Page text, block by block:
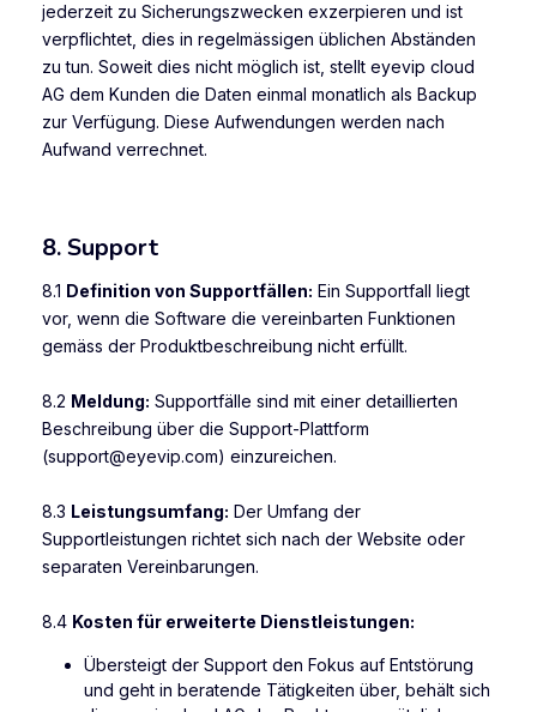
jederzeit zu Sicherungszwecken exzerpieren und ist
verpflichtet, dies in regelmässigen üblichen Abständen
zu tun. Soweit dies nicht möglich ist, stellt eyevip cloud
AG dem Kunden die Daten einmal monatlich als Backup
zur Verfügung. Diese Aufwendungen werden nach
Aufwand verrechnet.
8. Support
8.1 Definition von Supportfällen: Ein Supportfall liegt
vor, wenn die Software die vereinbarten Funktionen
gemäss der Produktbeschreibung nicht erfüllt.
8.2 Meldung: Supportfälle sind mit einer detaillierten
Beschreibung über die Support-Plattform
(support@eyevip.com) einzureichen.
8.3 Leistungsumfang: Der Umfang der
Supportleistungen richtet sich nach der Website oder
separaten Vereinbarungen.
8.4 Kosten für erweiterte Dienstleistungen:
Übersteigt der Support den Fokus auf Entstörung
und geht in beratende Tätigkeiten über, behält sich